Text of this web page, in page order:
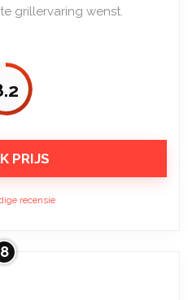
grillervaring wenst.
PRIJS
recensie
8